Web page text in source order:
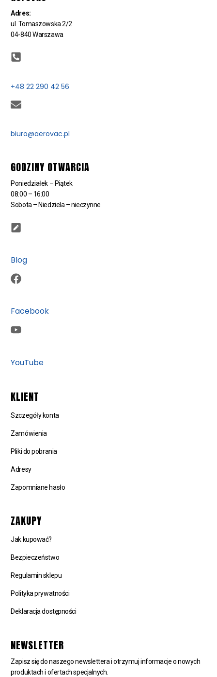
Adres:
ul. Tomaszowska 2/2
04-840 Warszawa
+48 22 290 42 56
biuro@aerovac.pl
GODZINY OTWARCIA
Poniedziałek – Piątek
08:00 – 16:00
Sobota – Niedziela – nieczynne
Blog
Facebook
YouTube
KLIENT
Szczegóły konta
Zamówienia
Pliki do pobrania
Adresy
Zapomniane hasło
ZAKUPY
Jak kupować?
Bezpieczeństwo
Regulamin sklepu
Polityka prywatności
Deklaracja dostępności
NEWSLETTER
Zapisz się do naszego newslettera i otrzymuj informacje o nowych
produktach i ofertach specjalnych.